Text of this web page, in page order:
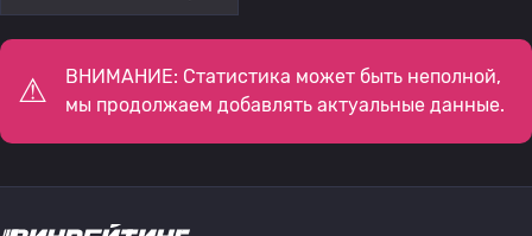
ВНИМАНИЕ: Статистика может быть неполной,
мы продолжаем добавлять актуальные данные.